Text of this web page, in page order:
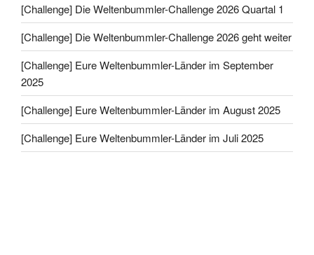
[Challenge] Die Weltenbummler-Challenge 2026 Quartal 1
[Challenge] Die Weltenbummler-Challenge 2026 geht weiter
[Challenge] Eure Weltenbummler-Länder im September
2025
[Challenge] Eure Weltenbummler-Länder im August 2025
[Challenge] Eure Weltenbummler-Länder im Juli 2025